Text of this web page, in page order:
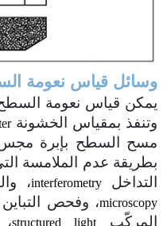
وسائل قياس نعومة
يمكن قياس نعومة السطح
وتنفذ بمقياس الخشونة
مسح السطح بإبرة مجس
بطريقة عدم الملامسة
التداخل
interferometry،
microscopy، وفحص
المركّبstructured light،